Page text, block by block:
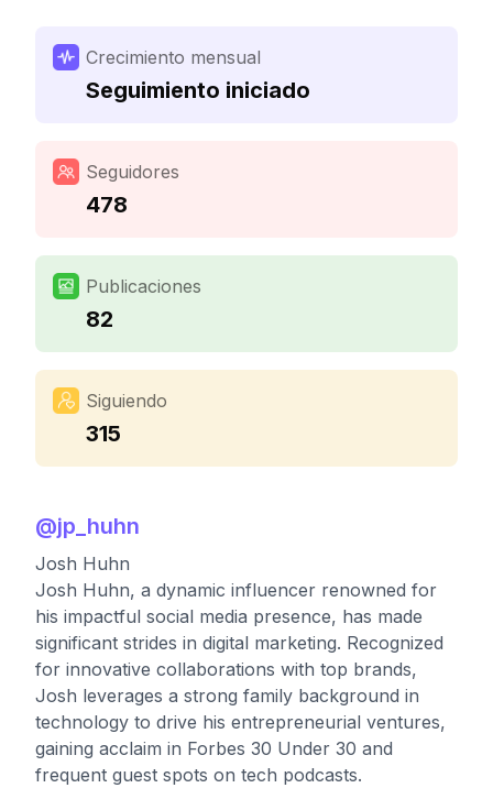
Crecimiento mensual
Seguimiento iniciado
Seguidores
478
Publicaciones
82
Siguiendo
315
@jp_huhn
Josh Huhn
Josh Huhn, a dynamic influencer renowned for
his impactful social media presence, has made
significant strides in digital marketing. Recognized
for innovative collaborations with top brands,
Josh leverages a strong family background in
technology to drive his entrepreneurial ventures,
gaining acclaim in Forbes 30 Under 30 and
frequent guest spots on tech podcasts.